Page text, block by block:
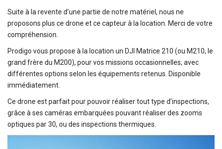
Suite à la revente d’une partie de notre matériel, nous ne
proposons plus ce drone et ce capteur à la location. Merci de votre
compréhension.
Prodigo vous propose à la location un DJI Matrice 210 (ou M210, le
grand frère du M200), pour vos missions occasionnelles, avec
différentes options selon les équipements retenus. Disponible
immédiatement.
Ce drone est parfait pour pouvoir réaliser tout type d’inspections,
grâce à ses caméras embarquées pouvant réaliser des zooms
optiques par 30, ou des inspections thermiques.